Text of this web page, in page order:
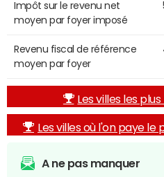
Impôt sur le revenu net
moyen par foyer imposé
Revenu fiscal de référence
moyen par foyer
Les villes les
Les villes où l'on paye le
A ne pas manquer